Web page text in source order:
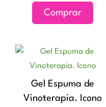
Comprar
en
la
Gel Espuma de
Vinoterapia. Icono